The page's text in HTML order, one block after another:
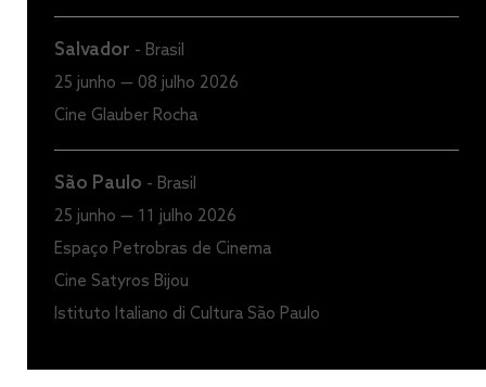
Salvador - Brasil
25 junho — 08 julho 2026
Cine Glauber Rocha
São Paulo - Brasil
25 junho — 11 julho 2026
Espaço Petrobras de Cinema
Cine Satyros Bijou
Istituto Italiano di Cultura São Paulo